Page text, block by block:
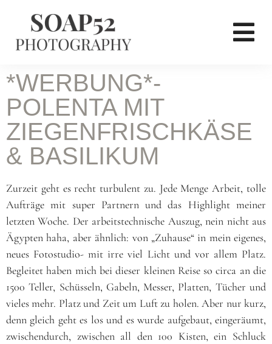
*WERBUNG*-
POLENTA MIT
ZIEGENFRISCHKÄSE
& BASILIKUM
Zurzeit geht es recht turbulent zu. Jede Menge Arbeit, tolle
Aufträge mit super Partnern und das Highlight meiner
letzten Woche. Der arbeitstechnische Auszug, nein nicht aus
Ägypten haha, aber ähnlich: von „Zuhause“ in mein eigenes,
neues Fotostudio- mit irre viel Licht und vor allem Platz.
Begleitet haben mich bei dieser kleinen Reise so circa an die
1500 Teller, Schüsseln, Gabeln, Messer, Platten, Tücher und
vieles mehr. Platz und Zeit um Luft zu holen. Aber nur kurz,
denn gleich geht es los und es wurde aufgebaut, eingeräumt,
zwischendurch, zwischen all den 100 Kisten, ein Schluck